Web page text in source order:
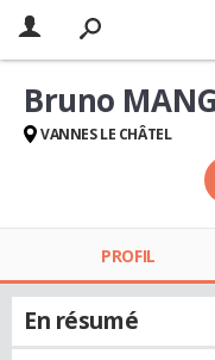
Bruno
VANNES LE CHÂTEL
PROFIL
En résumé